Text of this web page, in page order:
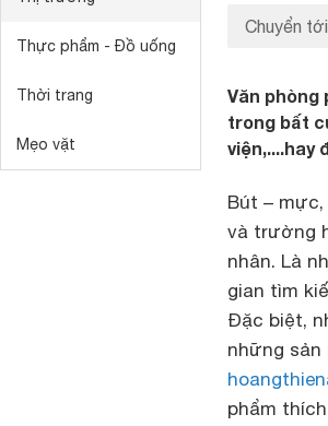
Thực phẩm - Đồ uống
Thời trang
Mẹo vặt
Chuyển
Văn phòng
trong bất
viện,....hay
Bút –
và trường
nhân. Là
gian tìm
Đặc biệt,
những
phẩm